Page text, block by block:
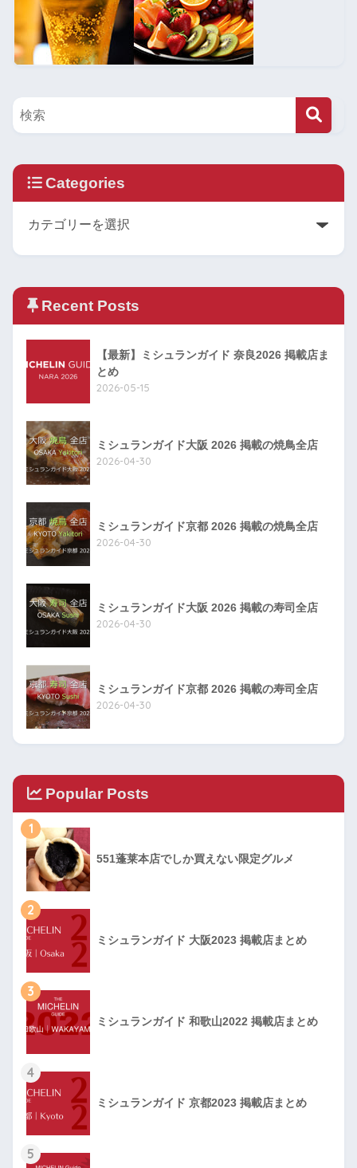
Categories
Recent Posts
【最新】ミシュランガイド 奈良2026 掲載店ま
とめ
2026-05-15
ミシュランガイド大阪 2026 掲載の焼鳥全店
2026-04-30
ミシュランガイド京都 2026 掲載の焼鳥全店
2026-04-30
ミシュランガイド大阪 2026 掲載の寿司全店
2026-04-30
ミシュランガイド京都 2026 掲載の寿司全店
2026-04-30
Popular Posts
1
551蓬莱本店でしか買えない限定グルメ
2
ミシュランガイド 大阪2023 掲載店まとめ
3
ミシュランガイド 和歌山2022 掲載店まとめ
4
ミシュランガイド 京都2023 掲載店まとめ
5